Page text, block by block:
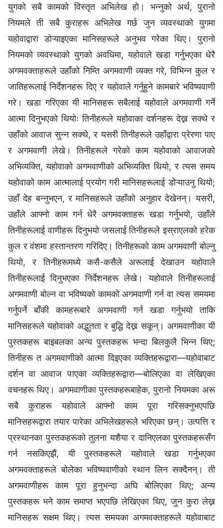
युगको सबै कामको विस्तृत अभिलेख हो। भन्नुको अर्थ, पुरानो
नियमले ती सबै कुराहरू अभिलेख गर्छ जुन व्यवस्थाको युगमा
यहोवाद्वारा डोऱ्याइएका मानिसहरूले अनुभव गरेका थिए। पुरानो
नियमको व्यवस्थाको युगको अवधिमा, यहोवाले खडा गर्नुभएका धेरै
अगमवक्ताहरूले उहाँको निम्ति अगमवाणी व्यक्त गरे, विभिन्न कुल र
जातिहरूलाई निर्देशनहरू दिए र यहोवाले गर्नुहुने कामबारे भविष्यवाणी
गरे। खडा गरिएका यी मानिसहरू सबैलाई यहोवाले अगमवाणी गर्ने
आत्मा दिनुभएको थियोः तिनीहरूले यहोवाका दर्शनहरू देख्न सक्थे र
उहाँको आवाज सुन्न सक्थे, र यसरी तिनीहरूले उहाँद्वारा प्रेरणा पाए
र अगमवाणी लेखे। तिनीहरूले गरेको काम यहोवाको आवाजको
अभिव्यक्ति, यहोवाको अगमवाणीको अभिव्यक्ति थियो, र त्यस समय
यहोवाको काम आत्मालाई प्रयोग गरी मानिसहरूलाई डोऱ्याउनु थियो;
उहाँ देह बन्नुभएन, र मानिसहरूले उहाँको अनुहार देखेनन्। यसरी,
उहाँले आफ्नो काम गर्न धेरै अगमवक्ताहरू खडा गर्नुभयो, उहाँले
तिनीहरूलाई वाणीहरू दिनुभयो जसलाई तिनीहरूले इस्राएलको हरेक
कुल र वंशमा हस्तान्तरण गरिदिए। तिनीहरूको काम अगमवाणी बोल्नु
थियो, र तिनीहरूमध्ये कसै-कसैले अरूलाई देखाउन यहोवाले
तिनीहरूलाई दिनुभएका निर्देशनहरू लेखे। यहोवाले तिनीहरूलाई
अगमवाणी बोल्न वा भविष्यको कामको अगमवाणी गर्न वा त्यस समयमा
गर्नुपर्ने बाँकी कामहरूबारे अगमवाणी गर्न खडा गर्नुभयो ताकि
मानिसहरूले यहोवाको अद्भुतता र बुद्धि देख्न सकून्। अगमवाणीका यी
पुस्तकहरू बाइबलका अन्य पुस्तकहरू भन्दा बिलकुलै भिन्न थिए;
तिनीहरू त अगमवाणीको आत्मा दिइएका व्यक्तिहरूद्वारा—यहोवाबाट
दर्शन वा आवाज पाएका व्यक्तिहरूद्वारा—बोलिएका वा लेखिएका
वचनहरू थिए। अगमवाणीका पुस्तकहरूबाहेक, पुरानो नियमका अरू
सबै कुराहरू यहोवाले आफ्नो काम पूरा गरिसक्नुभएपछि
मानिसहरूद्वारा तयार पारेका अभिलेखहरूले भरिएका छन्। उत्पत्ति र
प्रस्थानका पुस्तकहरूको तुलना यशैया र दानिएलका पुस्तकहरूसँग
गर्न नसकिएझैं, यी पुस्तकहरूले यहोवाले खडा गर्नुभएका
अगमवक्ताहरूले बोलेका भविष्यवाणीको स्थान लिन सक्दैनन्। ती
अगमवाणीहरू काम पूरा हुनुभन्दा अघि बोलिएका थिए; अन्य
पुस्तकहरू भने काम समाप्त भएपछि लेखिएका थिए, जुन कुरा लेख्न
मानिसहरू सक्षम थिए। त्यस समयका अगमवक्ताहरूले यहोवाबाट